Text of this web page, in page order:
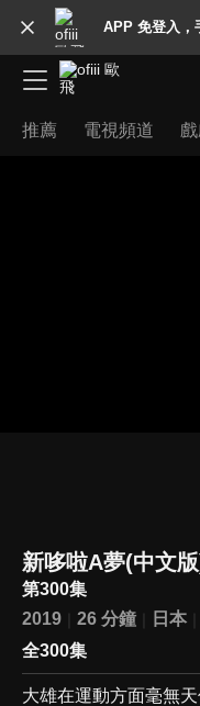
APP 免登入，
推薦 電視頻道 戲
新哆啦A夢(中文
第300集
2019
26 分鐘 日本
全300集
大雄在運動方面毫無